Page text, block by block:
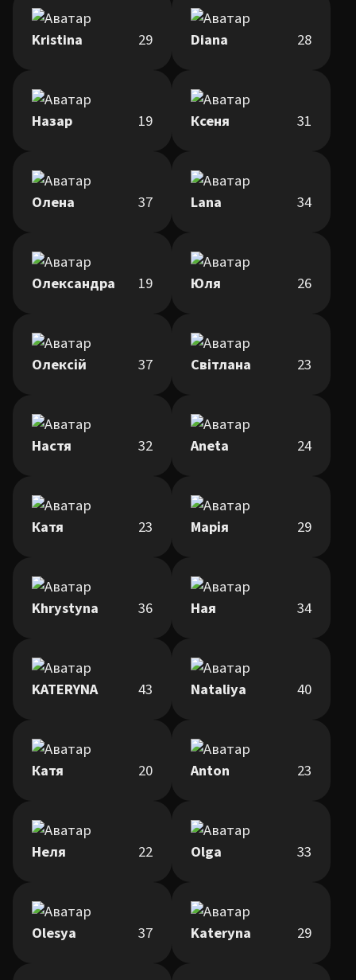
Kristina 29 Diana 28
Назар 19 Ксеня 31
Олена 37 Lana 34
Олександра 19 Юля 26
Олексій 37 Світлана 23
Настя 32 Aneta 24
Катя 23 Марія 29
Khrystyna 36 Ная 34
KATERYNA 43 Nataliya 40
Катя 20 Anton 23
Неля 22 Olga 33
Olesya 37 Kateryna 29